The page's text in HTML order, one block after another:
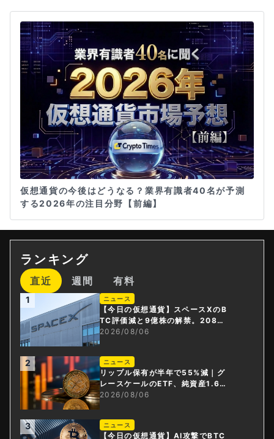
仮想通貨の今後はどうなる？業界有識者40名が予測
する2026年の注目分野【前編】
ランキング
直近 週間 有料
1 ニュース
【今日の仮想通貨】スペースXのB
TC評価減と9億株の解禁。208億
円相当のBTCが盗難
2026/08/06
2 ニュース
リップル保有が半年で55%減｜グ
レースケールのETF、純資産1.6億
ドル減
2026/08/06
3 ニュース
【今日の仮想通貨】AI攻撃でBTC